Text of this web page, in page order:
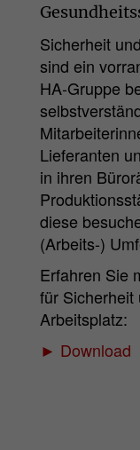
Sicherheit
sind ein
HA-Gruppe
Lieferanten
in ihren
diese
(Arbeits-)
Erfahren Sie
für Sicherheit
Arbeitsplatz:
► Download